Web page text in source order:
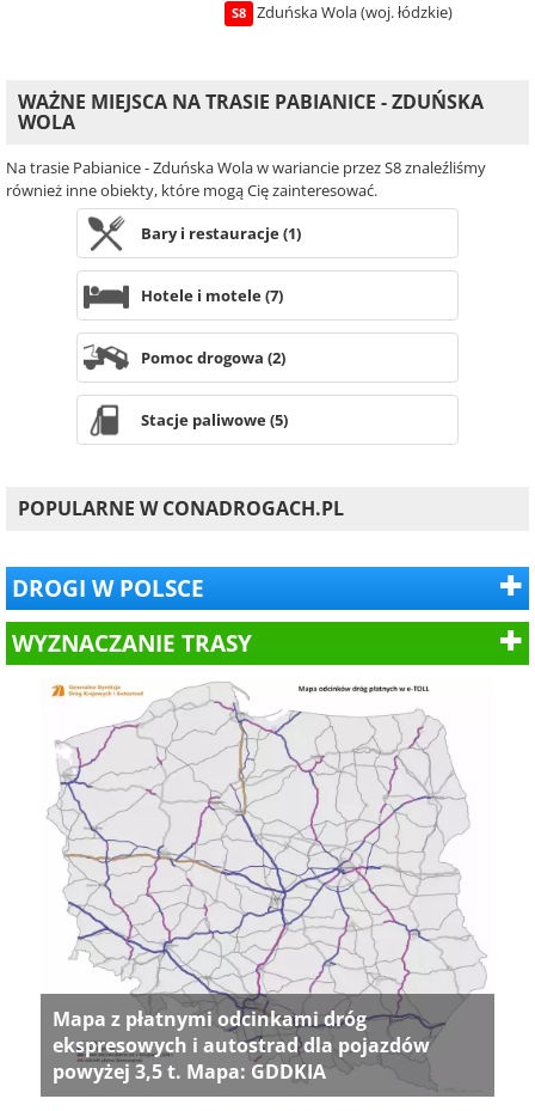
S8 Zduńska Wola (woj. łódzkie)
WAŻNE MIEJSCA NA TRASIE PABIANICE - ZDUŃSKA
WOLA
Na trasie Pabianice - Zduńska Wola w wariancie przez S8 znaleźliśmy
również inne obiekty, które mogą Cię zainteresować.
Bary i restauracje (1)
Hotele i motele (7)
Pomoc drogowa (2)
Stacje paliwowe (5)
POPULARNE W CONADROGACH.PL
DROGI W POLSCE
WYZNACZANIE TRASY
Mapa z płatnymi odcinkami dróg
ekspresowych i autostrad dla pojazdów
powyżej 3,5 t. Mapa: GDDKIA